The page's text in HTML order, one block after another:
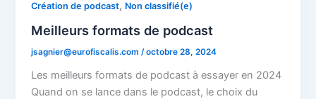
Création de podcast, Non classifié(e)
Meilleurs formats de podcast
jsagnier@eurofiscalis.com/octobre 28, 2024
Les meilleurs formats de podcast à essayer en 2024
Quand on se lance dans le podcast, le choix du